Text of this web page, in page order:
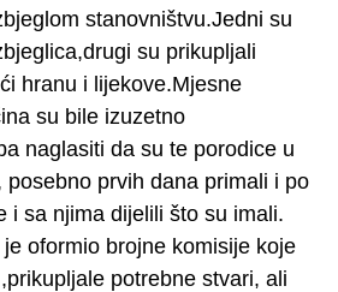
stanovništvu.Jedni su
su prikupljali
hranu i lijekove.Mjesne
su bile izuzetno
naglasiti da su te porodice u
posebno prvih dana primali i po
i sa njima dijelili što su imali.
oformio brojne komisije koje
potrebne stvari, ali